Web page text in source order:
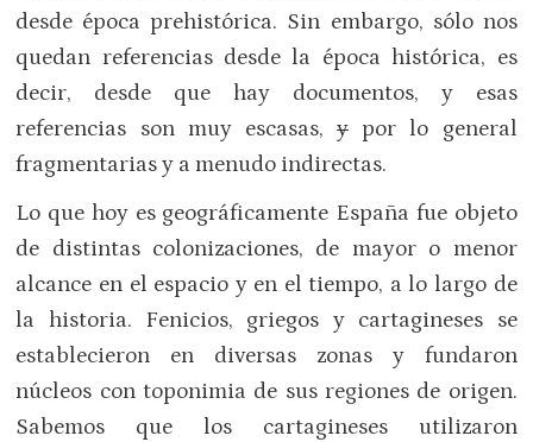
desde época prehistórica. Sin embargo, sólo nos
quedan referencias desde la época histórica, es
decir, desde que hay documentos, y esas
referencias son muy escasas,y por lo general
fragmentarias y a menudo indirectas.
Lo que hoy es geográficamente España fue objeto
de distintas colonizaciones, de mayor o menor
alcance en el espacio y en el tiempo, a lo largo de
la historia. Fenicios, griegos y cartagineses se
establecieron en diversas zonas y fundaron
núcleos con toponimia de sus regiones de origen.
Sabemos que los cartagineses utilizaron